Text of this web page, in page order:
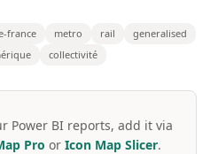
france metro rail
generalised
collectivité
Power BI reports, add it via
Pro or Icon Map Slicer.